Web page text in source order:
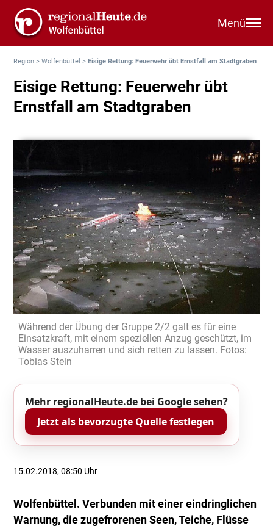
Menü
Region >Wolfenbüttel >Eisige Rettung: Feuerwehr übt Ernstfall am Stadtgraben
Eisige Rettung: Feuerwehr übt
Ernstfall am Stadtgraben
Während der Übung der Gruppe 2/2 galt es für eine
Einsatzkraft, mit einem speziellen Anzug geschützt, im
Wasser auszuharren und sich retten zu lassen. Fotos:
Tobias Stein
Mehr regionalHeute.de bei Google sehen?
Jetzt als bevorzugte Quelle festlegen
15.02.2018, 08:50 Uhr
Wolfenbüttel. Verbunden mit einer eindringlichen
Warnung, die zugefrorenen Seen, Teiche, Flüsse